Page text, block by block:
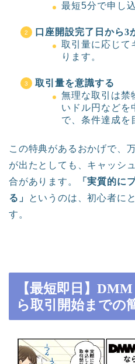
最短5分で申し
口座開設完了日から3
取引量に応じて
ります。
取引量を意識する
無理な取引は禁
いドル円などを
で、条件達成を
この特典があるおかげで、
が出たとしても、キャッシ
合があります。
「実質的に
る」
というのは、初心者に
す。
【最短即日】
ら取引開始までの